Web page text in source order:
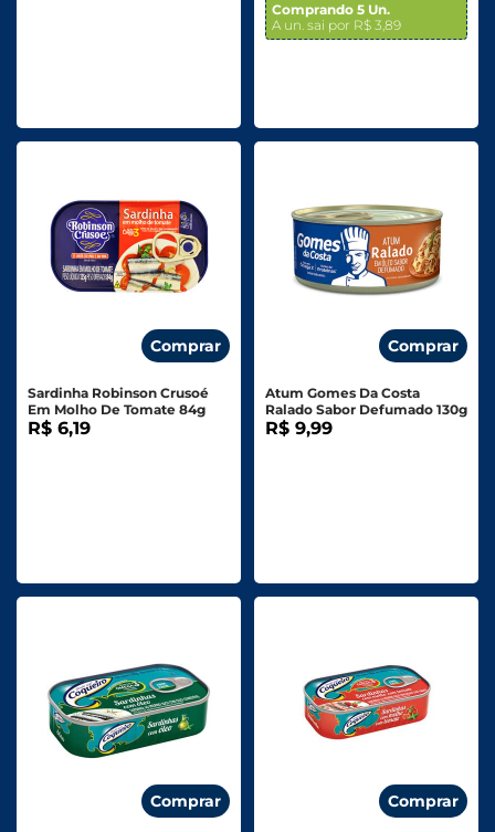
Comprando 5 Un.
A un. sai por R$ 3,89
Comprar
Sardinha Robinson Crusoé
Em Molho De Tomate 84g
R$ 6,19
Comprar
Atum Gomes Da Costa
Ralado Sabor Defumado 130g
R$ 9,99
Comprar Comprar